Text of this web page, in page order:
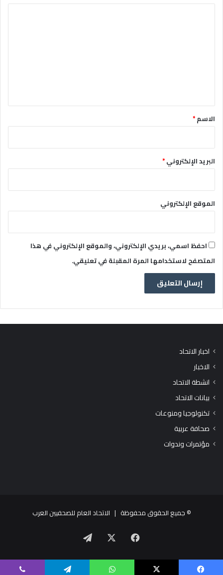
*الاسم*
البريد الإلكتروني*
الموقع الإلكتروني
احفظ اسمي، بريدي الإلكتروني، والموقع الإلكتروني في هذا
المتصفح لاستخدامها المرة المقبلة في تعليقي.
اخبار الاتحاد
الاخبار
انشطة الاتحاد
بيانات الاتحاد
تكنولوجيا ومنوعات
صحافة عربية
مؤتمرات وندوات
© جميع الحقوق محفوظة | الاتحاد العام للصحفيين العرب
فيسبوك تيلقرام